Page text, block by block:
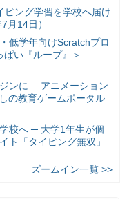
ピング学習を学校へ届け
月14日）
低学年向けScratchプロ
い『ループ』＞
ンに ─ アニメーション
の教育ゲームポータル
校へ ─ 大学1年生が個
ト「タイピング無双」
ズームイン一覧 >>